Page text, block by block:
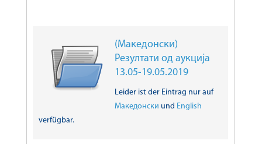
(Македонски)
Резултати од аукција
13.05-19.05.2019
Leider ist der Eintrag nur auf
Македонски und English
verfügbar.